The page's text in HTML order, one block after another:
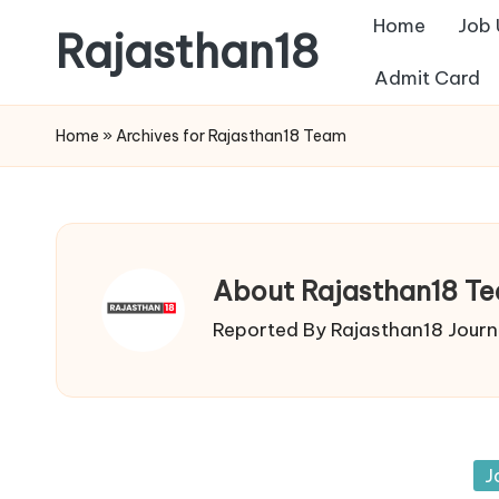
content
Rajasthan18
News
is
most
credible
Home Job
Admit Card
Home » Archives for Rajasthan18 Team
About Rajasthan18
Reported By Rajasthan18